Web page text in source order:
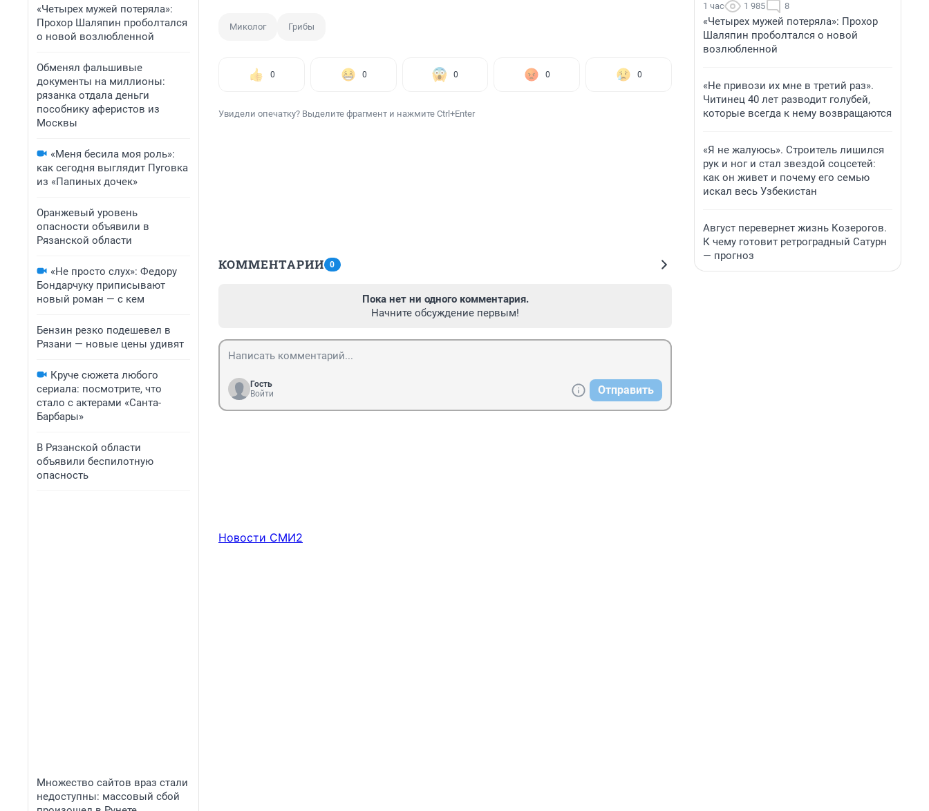
«Четырех мужей потеряла»:
Прохор Шаляпин проболтался
о новой возлюбленной
Обменял фальшивые
документы на миллионы:
рязанка отдала деньги
пособнику аферистов из
Москвы
«Меня бесила моя роль»:
как сегодня выглядит Пуговка
из «Папиных дочек»
Оранжевый уровень
опасности объявили в
Рязанской области
«Не просто слух»: Федору
Бондарчуку приписывают
новый роман — с кем
Бензин резко подешевел в
Рязани — новые цены удивят
Круче сюжета любого
сериала: посмотрите, что
стало с актерами «Санта-
Барбары»
В Рязанской области
объявили беспилотную
опасность
Множество сайтов враз стали
недоступны: массовый сбой
Миколог Грибы
0 0 0 0 0
Увидели опечатку? Выделите фрагмент и нажмите Ctrl+Enter
КОММЕНТАРИИ 0
Пока нет ни одного комментария.
Начните обсуждение первым!
Гость
Войти
Отправить
Новости СМИ2
1 час 1 985 8
«Четырех мужей потеряла»: Прохор
Шаляпин проболтался о новой
возлюбленной
«Не привози их мне в третий раз».
Читинец 40 лет разводит голубей,
которые всегда к нему возвращаются
«Я не жалуюсь». Строитель лишился
рук и ног и стал звездой соцсетей:
как он живет и почему его семью
искал весь Узбекистан
Август перевернет жизнь Козерогов.
К чему готовит ретроградный Сатурн
— прогноз